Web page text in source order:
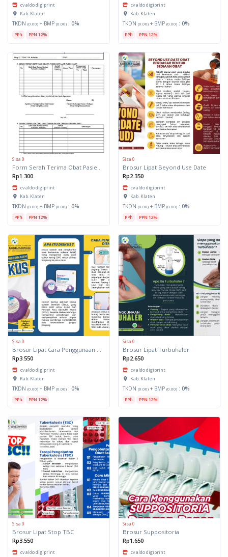
cv aldo digiprint
Kab. Klaten
TKDN (0.00) + BMP (0.00) : 0%
PPh PPN 12%
cv aldo digiprint
Kab. Klaten
TKDN (0.00) + BMP (0.00) : 0%
PPh PPN 12%
Sisa 0
Rp1.300
cv aldo digiprint
Kab. Klaten
TKDN (0.00) + BMP (0.00) : 0%
PPh PPN 12%
Sisa 0
Brosur Lipat Beyond Use Date
Rp2.350
cv aldo digiprint
Kab. Klaten
TKDN (0.00) + BMP (0.00) : 0%
PPh PPN 12%
Sisa 0
Rp3.550
cv aldo digiprint
Kab. Klaten
TKDN (0.00) + BMP (0.00) : 0%
PPh PPN 12%
Sisa 0
Brosur Lipat Turbuhaler
Rp2.650
cv aldo digiprint
Kab. Klaten
TKDN (0.00) + BMP (0.00) : 0%
PPh PPN 12%
Sisa 0
Brosur Lipat Stop TBC
Rp3.550
cv aldo digiprint
Sisa 0
Brosur Suppositoria
Rp1.650
cv aldo digiprint